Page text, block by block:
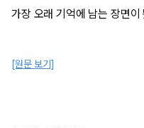
가장 오래 기억에 남는 장면
[원문 보기]